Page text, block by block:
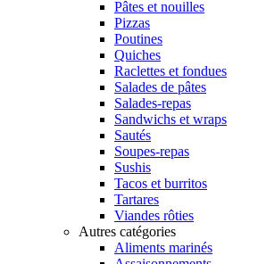
Pâtes et nouilles
Pizzas
Poutines
Quiches
Raclettes et fondues
Salades de pâtes
Salades-repas
Sandwichs et wraps
Sautés
Soupes-repas
Sushis
Tacos et burritos
Tartares
Viandes rôties
Autres catégories
Aliments marinés